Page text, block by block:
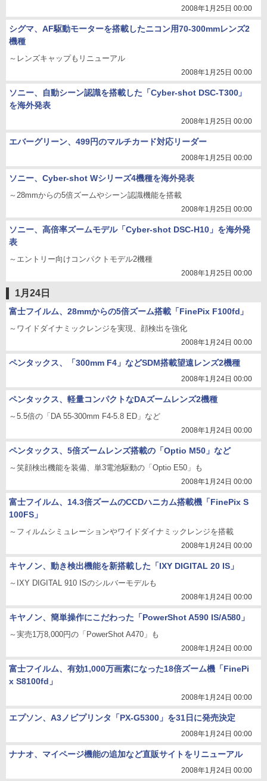
2008年1月25日 00:00
シグマ、AF駆動モーターを搭載したニコン用70-300mmレンズ2
機種
～レンズキャップもリニューアル
2008年1月25日 00:00
ソニー、自動シーン認識を搭載した「Cyber-shot DSC-T300」
を海外発表
2008年1月25日 00:00
エバーグリーン、499円のマルチカード対応リーダー
2008年1月25日 00:00
ソニー、Cyber-shot Wシリーズ4機種を海外発表
～28mmからの5倍ズームやシーン認識機能を搭載
2008年1月25日 00:00
ソニー、高倍率ズームモデル「Cyber-shot DSC-H10」を海外発
表
～エントリー向けコンパクトモデル2機種
2008年1月25日 00:00
1月24日
富士フイルム、28mmからの5倍ズーム搭載「FinePix F100fd」
～ワイドダイナミックレンジを実現、顔検出を強化
2008年1月24日 00:00
ペンタックス、「300mm F4」などSDM搭載望遠レンズ2機種
2008年1月24日 00:00
ペンタックス、軽量コンパクトなDAズームレンズ2機種
～5.5倍の「DA 55-300mm F4-5.8 ED」など
2008年1月24日 00:00
ペンタックス、5倍ズームレンズ搭載の「Optio M50」など
～笑顔検出機能を装備、単3電池駆動の「Optio E50」も
2008年1月24日 00:00
富士フイルム、14.3倍ズームのCCDハニカム搭載機「FinePix S
100FS」
～フィルムシミュレーションやワイドダイナミックレンジを搭載
2008年1月24日 00:00
キヤノン、動き検出機能を新搭載した「IXY DIGITAL 20 IS」
～IXY DIGITAL 910 ISのシルバーモデルも
2008年1月24日 00:00
キヤノン、簡単操作にこだわった「PowerShot A590 IS/A580」
～実売1万8,000円の「PowerShot A470」も
2008年1月24日 00:00
富士フイルム、有効1,000万画素になった18倍ズーム機「FinePi
x S8100fd」
2008年1月24日 00:00
エプソン、A3ノビプリンタ「PX-G5300」を31日に発売決定
2008年1月24日 00:00
ナナオ、マイページ機能の追加など直販サイトをリニューアル
2008年1月24日 00:00